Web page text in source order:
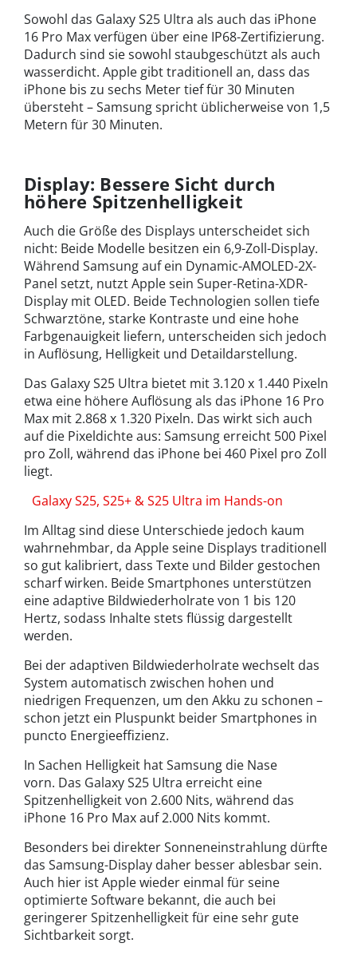
Sowohl das Galaxy S25 Ultra als auch das iPhone
16 Pro Max verfügen über eine IP68-Zertifizierung.
Dadurch sind sie sowohl staubgeschützt als auch
wasserdicht. Apple gibt traditionell an, dass das
iPhone bis zu sechs Meter tief für 30 Minuten
übersteht – Samsung spricht üblicherweise von 1,5
Metern für 30 Minuten.
Display: Bessere Sicht durch
höhere Spitzenhelligkeit
Auch die Größe des Displays unterscheidet sich
nicht: Beide Modelle besitzen ein 6,9-Zoll-Display.
Während Samsung auf ein Dynamic-AMOLED-2X-
Panel setzt, nutzt Apple sein Super-Retina-XDR-
Display mit OLED. Beide Technologien sollen tiefe
Schwarztöne, starke Kontraste und eine hohe
Farbgenauigkeit liefern, unterscheiden sich jedoch
in Auflösung, Helligkeit und Detaildarstellung.
Das Galaxy S25 Ultra bietet mit 3.120 x 1.440 Pixeln
etwa eine höhere Auflösung als das iPhone 16 Pro
Max mit 2.868 x 1.320 Pixeln. Das wirkt sich auch
auf die Pixeldichte aus: Samsung erreicht 500 Pixel
pro Zoll, während das iPhone bei 460 Pixel pro Zoll
liegt.
Galaxy S25, S25+ & S25 Ultra im Hands-on
Im Alltag sind diese Unterschiede jedoch kaum
wahrnehmbar, da Apple seine Displays traditionell
so gut kalibriert, dass Texte und Bilder gestochen
scharf wirken. Beide Smartphones unterstützen
eine adaptive Bildwiederholrate von 1 bis 120
Hertz, sodass Inhalte stets flüssig dargestellt
werden.
Bei der adaptiven Bildwiederholrate wechselt das
System automatisch zwischen hohen und
niedrigen Frequenzen, um den Akku zu schonen –
schon jetzt ein Pluspunkt beider Smartphones in
puncto Energieeffizienz.
In Sachen Helligkeit hat Samsung die Nase
vorn. Das Galaxy S25 Ultra erreicht eine
Spitzenhelligkeit von 2.600 Nits, während das
iPhone 16 Pro Max auf 2.000 Nits kommt.
Besonders bei direkter Sonneneinstrahlung dürfte
das Samsung-Display daher besser ablesbar sein.
Auch hier ist Apple wieder einmal für seine
optimierte Software bekannt, die auch bei
geringerer Spitzenhelligkeit für eine sehr gute
Sichtbarkeit sorgt.